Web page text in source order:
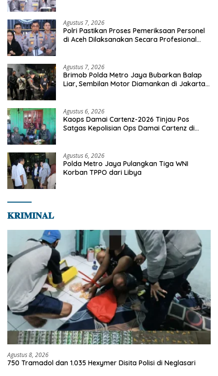
Agustus 7, 2026
Polri Pastikan Proses Pemeriksaan Personel
di Aceh Dilaksanakan Secara Profesional
Agustus 7, 2026
Brimob Polda Metro Jaya Bubarkan Balap
Liar, Sembilan Motor Diamankan di Jakarta
Agustus 6, 2026
Kaops Damai Cartenz-2026 Tinjau Pos
Satgas Kepolisian Ops Damai Cartenz di
Agustus 6, 2026
Polda Metro Jaya Pulangkan Tiga WNI
Korban TPPO dari Libya
𝐊𝐑𝐈𝐌𝐈𝐍𝐀𝐋
Agustus 8, 2026
750 Tramadol dan 1.035 Hexymer Disita Polisi di Neglasari